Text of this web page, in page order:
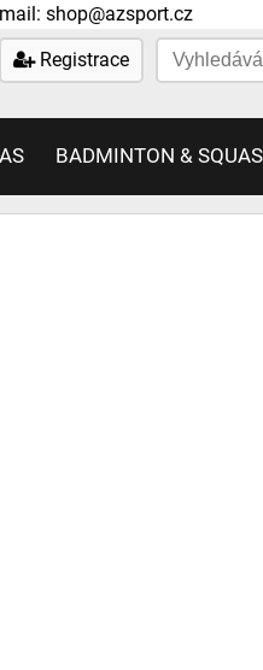
shop@azsport.cz
Registrace
BADMINTON &